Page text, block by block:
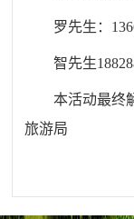
罗先生：
智先生
本活动最终
旅游局